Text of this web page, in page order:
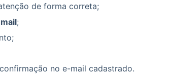
de forma correta;
;
no e-mail cadastrado.